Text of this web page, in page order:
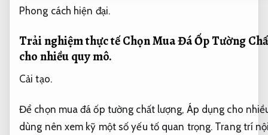
Phong cách hiện đại.
Trải nghiệm thực tế Chọn Mua Đá Ốp Tường
cho nhiều quy mô.
Cải tạo.
Để chọn mua đá ốp tường chất lượng, Áp dụng cho
dùng nên xem kỹ một số yếu tố quan trọng. Trang trí